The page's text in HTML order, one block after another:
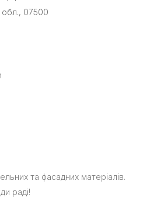
обл., 07500
та фасадних матеріалів.
раді!